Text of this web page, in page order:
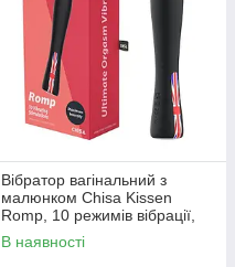
Вібратор вагінальний з
малюнком Chisa Kissen
Romp, 10 режимів вібрації,
чорний
В наявності